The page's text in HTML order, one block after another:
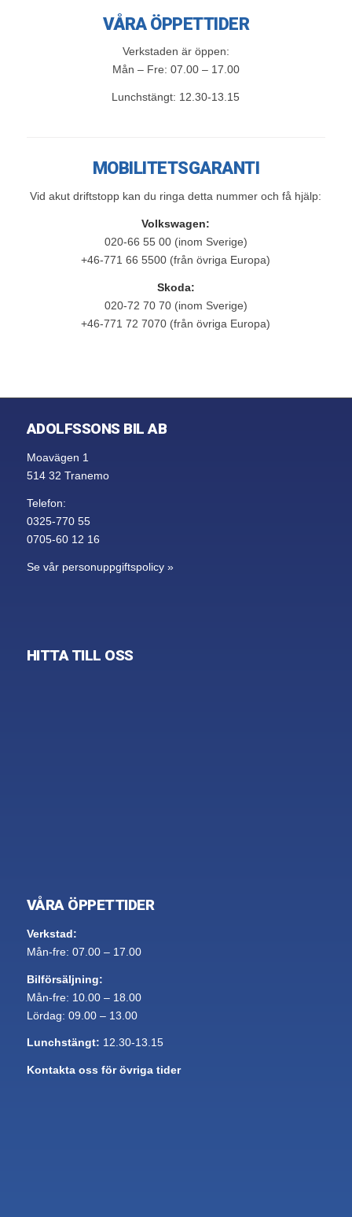
VÅRA ÖPPETTIDER
Verkstaden är öppen:
Mån – Fre: 07.00 – 17.00
Lunchstängt: 12.30-13.15
MOBILITETSGARANTI
Vid akut driftstopp kan du ringa detta nummer och få hjälp:
Volkswagen:
020-66 55 00 (inom Sverige)
+46-771 66 5500 (från övriga Europa)
Skoda:
020-72 70 70 (inom Sverige)
+46-771 72 7070 (från övriga Europa)
ADOLFSSONS BIL AB
Moavägen 1
514 32 Tranemo
Telefon:
0325-770 55
0705-60 12 16
Se vår personuppgiftspolicy »
HITTA TILL OSS
VÅRA ÖPPETTIDER
Verkstad:
Mån-fre: 07.00 – 17.00
Bilförsäljning:
Mån-fre: 10.00 – 18.00
Lördag: 09.00 – 13.00
Lunchstängt: 12.30-13.15
Kontakta oss för övriga tider